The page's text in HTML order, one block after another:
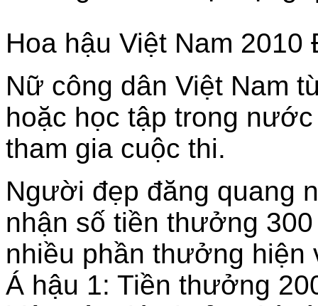
Hoa hậu Việt Nam
Nữ công dân Việt Nam
hoặc học tập trong
tham gia cuộc thi.
Người đẹp đăng quang
nhận số tiền thưởng
nhiều phần thưởng
Á hậu 1: Tiền thưởng